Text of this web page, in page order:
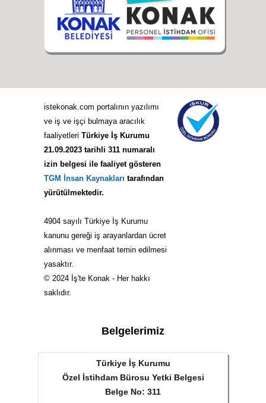
istekonak.com portalının yazılımı
ve iş ve işçi bulmaya aracılık
faaliyetleri Türkiye İş Kurumu
21.09.2023 tarihli 311 numaralı
izin belgesi ile faaliyet gösteren
TGM İnsan Kaynakları tarafından
yürütülmektedir.
4904 sayılı Türkiye İş Kurumu
kanunu gereği iş arayanlardan ücret
alınması ve menfaat temin edilmesi
yasaktır.
© 2024 İş'te Konak - Her hakkı
saklıdır.
Belgelerimiz
Türkiye İş Kurumu
Özel İstihdam Bürosu Yetki Belgesi
Belge No: 311